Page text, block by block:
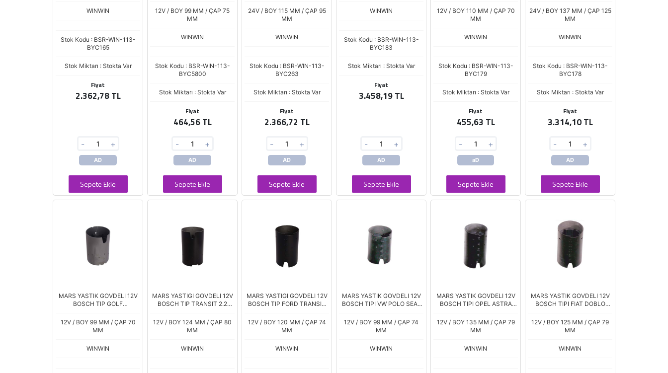
Boy.142
WINWIN
Stok Kodu : BSR-WIN-113-
BYC165
Stok Miktarı : Stokta Var
Fiyat
2.362,78 TL
- +
AD
Sepete Ekle
DONUS 107 SERI BOY.99
ÇAP.75 6 KUTUP
12V / BOY 99 MM / ÇAP 75
MM
WINWIN
Stok Kodu : BSR-WIN-113-
BYC5800
Stok Miktarı : Stokta Var
Fiyat
464,56 TL
- +
AD
Sepete Ekle
O 263 SERISI MARSLARA
Boy.115 Çap.95
24V / BOY 115 MM / ÇAP 95
MM
WINWIN
Stok Kodu : BSR-WIN-113-
BYC263
Stok Miktarı : Stokta Var
Fiyat
2.366,72 TL
- +
AD
Sepete Ekle
WINWIN
Stok Kodu : BSR-WIN-113-
BYC183
Stok Miktarı : Stokta Var
Fiyat
3.458,19 TL
- +
AD
Sepete Ekle
1.6 Tdi 179Sr. CCW Boy.110
Cap.70
12V / BOY 110 MM / ÇAP 70
MM
WINWIN
Stok Kodu : BSR-WIN-113-
BYC179
Stok Miktarı : Stokta Var
Fiyat
455,63 TL
- +
aD
Sepete Ekle
24V / BOY 137 MM / ÇAP 125
MM
WINWIN
Stok Kodu : BSR-WIN-113-
BYC178
Stok Miktarı : Stokta Var
Fiyat
3.314,10 TL
- +
AD
Sepete Ekle
MARS YASTIK GOVDELI 12V
BOSCH TIP GOLF
1.4-1.8 TFSi 177 TERS DONUS
CCW
12V / BOY 99 MM / ÇAP 70
MM
WINWIN
MARS YASTIGI GOVDELI 12V
BOSCH TIP TRANSIT 2.2
139SR. START-STOP B.124
Ç.80
12V / BOY 124 MM / ÇAP 80
MM
WINWIN
MARS YASTIGI GOVDELI 12V
BOSCH TIP FORD TRANSIT
BOY.120 ÇAP.74 BYC 6842
12V / BOY 120 MM / ÇAP 74
MM
WINWIN
MARS YASTIK GOVDELI 12V
BOSCH TIPI VW POLO SEAT
12V / BOY 99 MM / ÇAP 74
MM
WINWIN
MARS YASTIK GOVDELI 12V
BOSCH TIPI OPEL ASTRA
PARTNER
12V / BOY 135 MM / ÇAP 79
MM
WINWIN
MARS YASTIK GOVDELI 12V
BOSCH TIPI FIAT DOBLO
12V / BOY 125 MM / ÇAP 79
MM
WINWIN